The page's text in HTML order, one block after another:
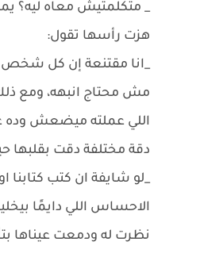
_ متكلمتيش معاه
هزت رأسها تقول:
_انا مقتنعة إن كل شخص
مش محتاج انبهه، ومع
اللي عملته ميضعش وده
دقة مختلفة دقت بقلبها
_لو شايفة ان كتب
الاحساس اللي دايمًا
نظرت له ودمعت عيناها